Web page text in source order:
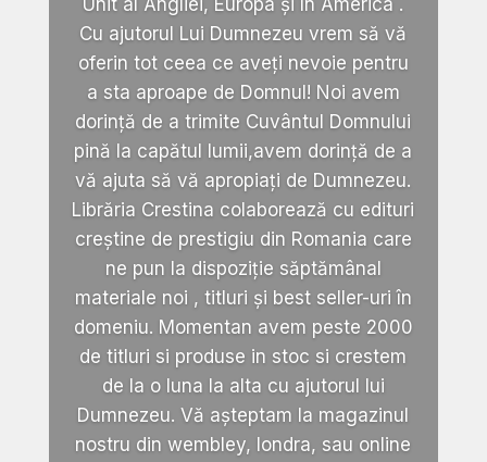
Cu ajutorul Lui Dumnezeu vrem să vă
oferin tot ceea ce aveți nevoie pentru
a sta aproape de Domnul! Noi avem
dorință de a trimite Cuvântul Domnului
pină la capătul lumii,avem dorință de a
vă ajuta să vă apropiați de Dumnezeu.
Librăria Crestina colaborează cu edituri
creștine de prestigiu din Romania care
ne pun la dispoziție săptămânal
materiale noi , titluri și best seller-uri în
domeniu. Momentan avem peste 2000
de titluri si produse in stoc si crestem
de la o luna la alta cu ajutorul lui
Dumnezeu. Vă așteptam la magazinul
nostru din wembley, londra, sau online